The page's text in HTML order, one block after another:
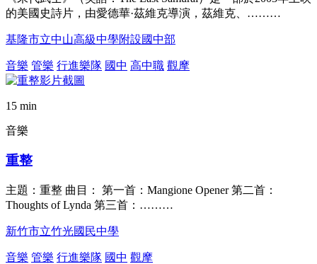
的美國史詩片，由愛德華·茲維克導演，茲維克、………
基隆市立中山高級中學附設國中部
音樂 管樂 行進樂隊 國中 高中職 觀摩
15 min
音樂
重整
主題：重整 曲目： 第一首：Mangione Opener 第二首：
Thoughts of Lynda 第三首：………
新竹市立竹光國民中學
音樂 管樂 行進樂隊 國中 觀摩